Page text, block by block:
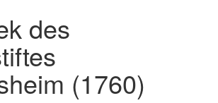
des
(1760)